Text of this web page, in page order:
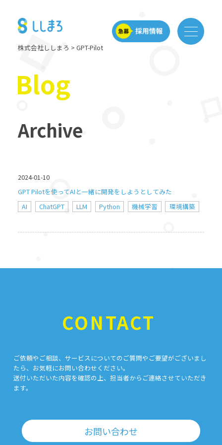
株式会社ししまろ > GPT-Pilot
Blog
Archive
2024-01-10
GPT Pilotを使ってAIと一緒に開発をしようとしてみた
AI
ChatGPT LLM Python 機械学習 環境構築
CONTACT
ご依頼やご相談、サービスについてのご質問やご要望がございまし
たら、お気軽にお問い合わせください。
送付いただいた内容を確認の上、担当者からご連絡させていただき
ます。
お問い合わせ